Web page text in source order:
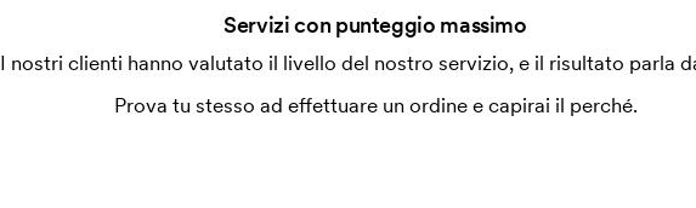
Servizi con punteggio massimo
I nostri clienti hanno valutato il livello del nostro servizio, e il risultato parla
Prova tu stesso ad effettuare un ordine e capirai il perché.